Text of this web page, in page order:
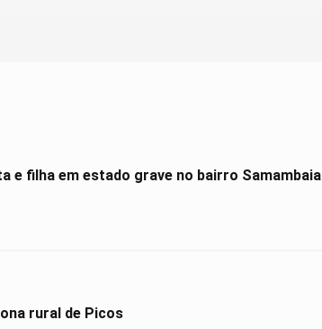
e filha em estado grave no bairro Samambaia
rural de Picos